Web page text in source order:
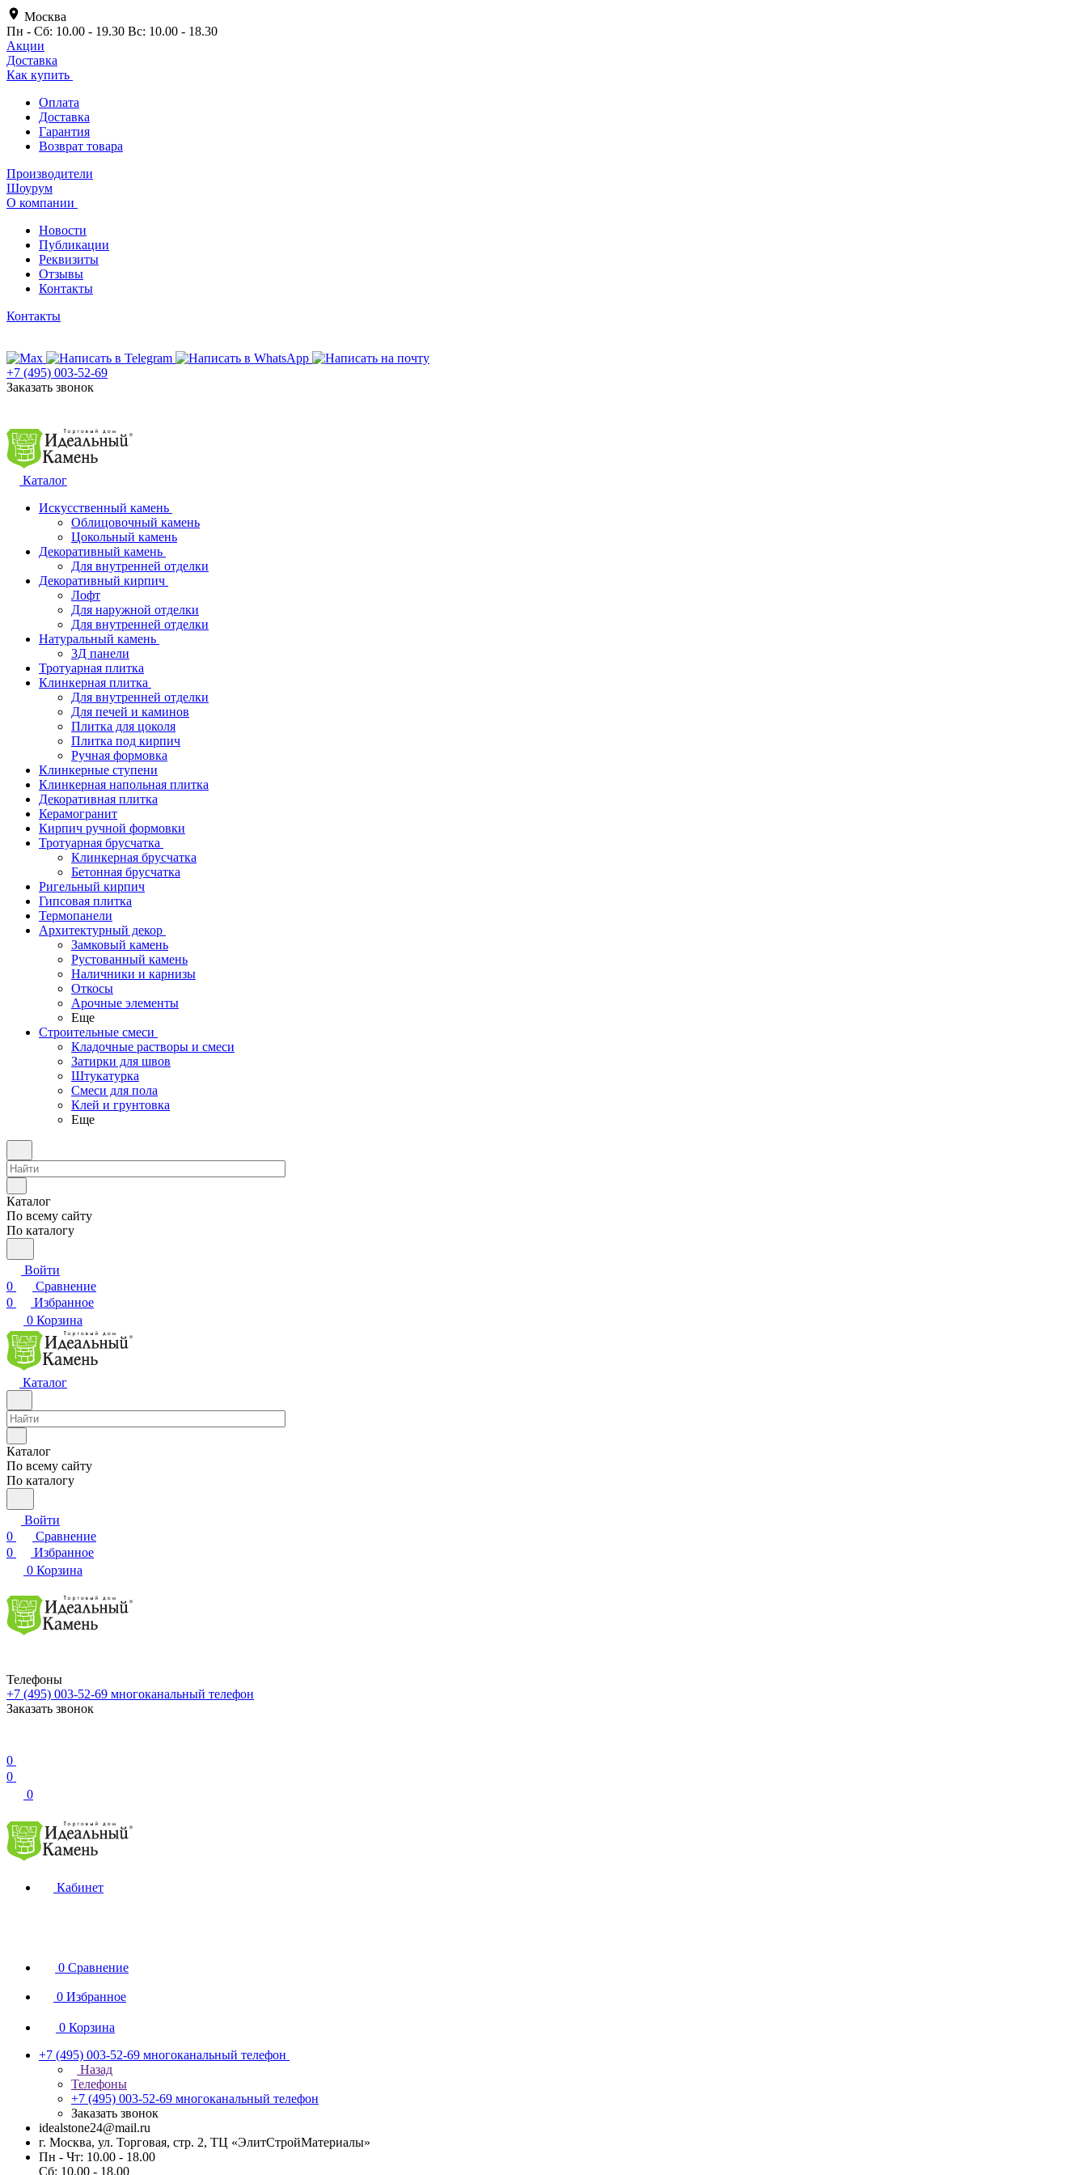
Москва
Пн - Сб: 10.00 - 19.30 Вс: 10.00 - 18.30
Акции
Доставка
Как купить
Оплата
Доставка
Гарантия
Возврат товара
Производители
Шоурум
О компании
Новости
Публикации
Реквизиты
Отзывы
Контакты
Контакты
+7 (495) 003-52-69
Заказать звонок
Каталог
Искусственный камень
Облицовочный камень
Цокольный камень
Декоративный камень
Для внутренней отделки
Декоративный кирпич
Лофт
Для наружной отделки
Для внутренней отделки
Натуральный камень
3Д панели
Тротуарная плитка
Клинкерная плитка
Для внутренней отделки
Для печей и каминов
Плитка для цоколя
Плитка под кирпич
Ручная формовка
Клинкерные ступени
Клинкерная напольная плитка
Декоративная плитка
Керамогранит
Кирпич ручной формовки
Тротуарная брусчатка
Клинкерная брусчатка
Бетонная брусчатка
Ригельный кирпич
Гипсовая плитка
Термопанели
Архитектурный декор
Замковый камень
Рустованный камень
Наличники и карнизы
Откосы
Арочные элементы
Еще
Строительные смеси
Кладочные растворы и смеси
Затирки для швов
Штукатурка
Смеси для пола
Клей и грунтовка
Еще
Каталог
По всему сайту
По каталогу
Войти
0
Сравнение
0
Избранное
0 Корзина
Каталог
Каталог
По всему сайту
По каталогу
Войти
0
Сравнение
0
Избранное
0 Корзина
Телефоны
+7 (495) 003-52-69 многоканальный телефон
Заказать звонок
0
0
0
Кабинет
0 Сравнение
0 Избранное
0 Корзина
+7 (495) 003-52-69 многоканальный телефон
Назад
Телефоны
+7 (495) 003-52-69 многоканальный телефон
Заказать звонок
idealstone24@mail.ru
г. Москва, ул. Торговая, стр. 2, ТЦ «ЭлитСтройМатериалы»
Пн - Чт: 10.00 - 18.00
Сб: 10.00 - 18.00